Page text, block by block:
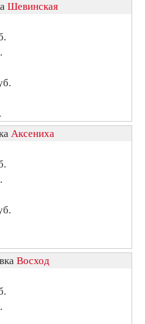
Шевинская
Аксениха
Восход